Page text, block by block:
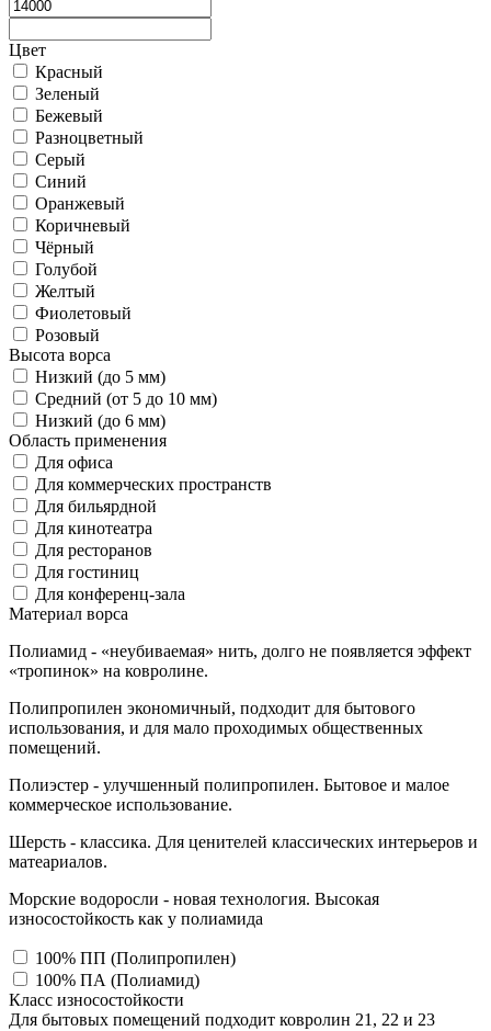
Цвет
Красный
Зеленый
Бежевый
Разноцветный
Серый
Синий
Оранжевый
Коричневый
Чёрный
Голубой
Желтый
Фиолетовый
Розовый
Высота ворса
Низкий (до 5 мм)
Средний (от 5 до 10 мм)
Низкий (до 6 мм)
Область применения
Для офиса
Для коммерческих пространств
Для бильярдной
Для кинотеатра
Для ресторанов
Для гостиниц
Для конференц-зала
Материал ворса
Полиамид - «неубиваемая» нить, долго не появляется эффект
«тропинок» на ковролине.
Полипропилен экономичный, подходит для бытового
использования, и для мало проходимых общественных
помещений.
Полиэстер - улучшенный полипропилен. Бытовое и малое
коммерческое использование.
Шерсть - классика. Для ценителей классических интерьеров и
матеариалов.
Морские водоросли - новая технология. Высокая
износостойкость как у полиамида
100% ПП (Полипропилен)
100% ПА (Полиамид)
Класс износостойкости
Для бытовых помещений подходит ковролин 21, 22 и 23